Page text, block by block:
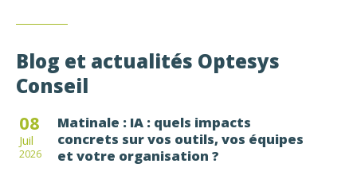
Blog et actualités Optesys
Conseil
08
Juil
2026
Matinale : IA : quels impacts
concrets sur vos outils, vos équipes
et votre organisation ?